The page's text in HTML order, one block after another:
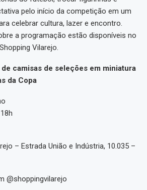
pelo início da competição em um
celebrar cultura, lazer e encontro.
a programação estão disponíveis no
Vilarejo.
camisas de seleções em miniatura
da Copa
– Estrada União e Indústria, 10.035 –
@shoppingvilarejo